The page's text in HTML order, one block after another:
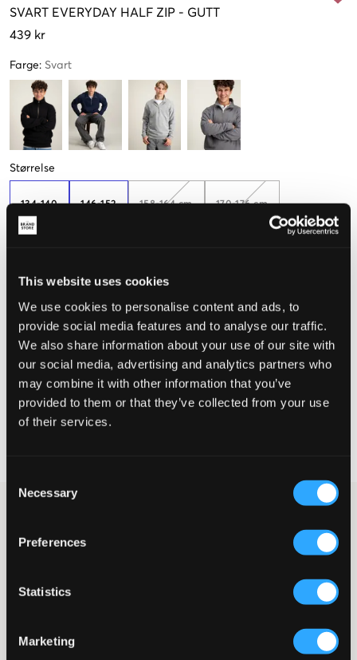
This website uses cookies
We use cookies to personalise content and ads, to
provide social media features and to analyse our traffic.
We also share information about your use of our site with
our social media, advertising and analytics partners who
may combine it with other information that you’ve
provided to them or that they’ve collected from your use
of their services.
Selection
Necessary
Preferences
Statistics
Marketing
SVART EVERYDAY HALF ZIP - GUTT
439 kr
Farge: Svart
Størrelse
134-140 146-152 158-164 cm 170-176 cm
Opplevd størrelse
Liten Riktig
STØRRELSESTABELL
VELG EN STØRRELSE
Rask levering
Svart half-zip fra RYVLS. Genserens glidelås er sølvfarget, og
ermeavslutningene. Passformen er normal. Med en halvlengde
glidelås ved kragen kan du enkelt justere ventilasjonen og stilen
utmerket både som lag under jakken eller alene for en
Half-zip